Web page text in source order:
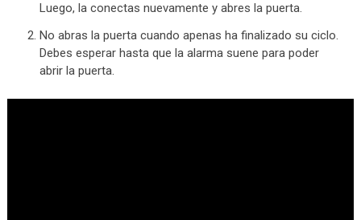
Luego, la conectas nuevamente y abres la puerta.
No abras la puerta cuando apenas ha finalizado su ciclo.
Debes esperar hasta que la alarma suene para poder
abrir la puerta.